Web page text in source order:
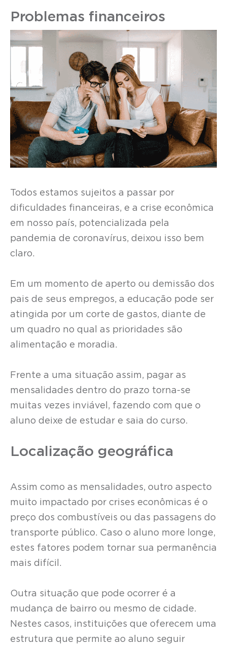
Problemas financeiros
Todos estamos sujeitos a passar por
dificuldades financeiras, e a crise econômica
em nosso país, potencializada pela
pandemia de coronavírus, deixou isso bem
claro.
Em um momento de aperto ou demissão dos
pais de seus empregos, a educação pode ser
atingida por um corte de gastos, diante de
um quadro no qual as prioridades são
alimentação e moradia.
Frente a uma situação assim, pagar as
mensalidades dentro do prazo torna-se
muitas vezes inviável, fazendo com que o
aluno deixe de estudar e saia do curso.
Localização geográfica
Assim como as mensalidades, outro aspecto
muito impactado por crises econômicas é o
preço dos combustíveis ou das passagens do
transporte público. Caso o aluno more longe,
estes fatores podem tornar sua permanência
mais difícil.
Outra situação que pode ocorrer é a
mudança de bairro ou mesmo de cidade.
Nestes casos, instituições que oferecem uma
estrutura que permite ao aluno seguir